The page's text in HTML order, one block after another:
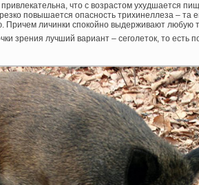
что с возрастом ухудшается
повышается опасность трихинеллеза – та
личинки спокойно выдерживают любую
зрения лучший вариант – сеголеток, то есть